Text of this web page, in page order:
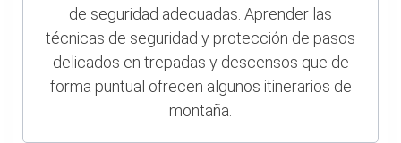
de seguridad adecuadas. Aprender las
técnicas de seguridad y protección de pasos
delicados en trepadas y descensos que de
forma puntual ofrecen algunos itinerarios de
montaña.